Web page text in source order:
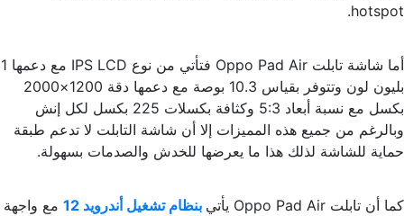
hotspot.
أما شاشة تابلت Oppo Pad Air فتأتي من نوع IPS LCD مع دعمها 1
بليون لون وتتوفر بقياس 10.3 بوصة مع دعمها دقة 1200×2000
بكسل مع نسبة أبعاد 5:3 وكثافة بكسلات 225 بكسل لكل إنش
وبالرغم من جميع هذه المميزات إلا أن شاشة التابلت لا تدعم طبقة
حماية للشاشة لذلك هذا ما يعرضها للخدش والصدمات بسهولة.
كما أن تابلت Oppo Pad Air يأتي بنظام تشغيل أندرويد 12
مع واجهة